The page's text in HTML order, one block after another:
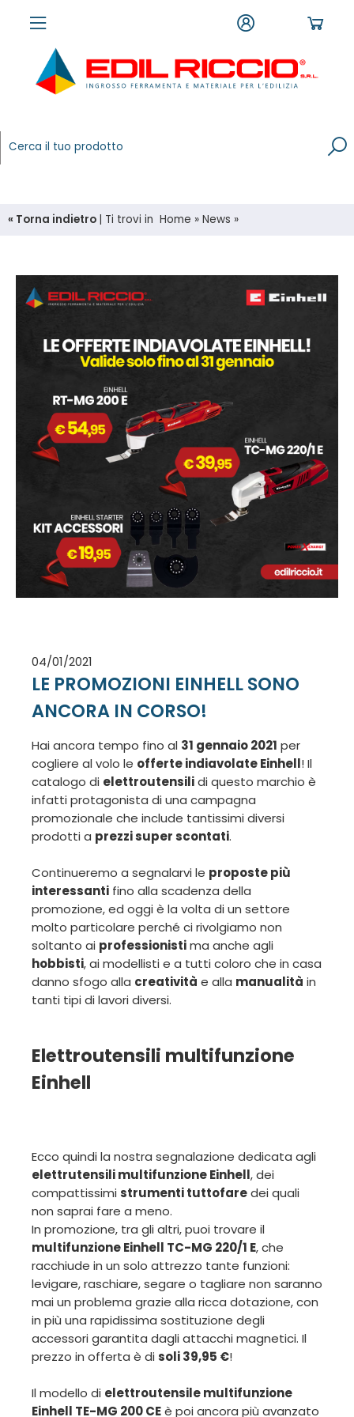
« Torna indietro Ti trovi in Home » News »
04/01/2021
LE PROMOZIONI EINHELL SONO
ANCORA IN CORSO!
Hai ancora tempo fino al 31 gennaio 2021 per
cogliere al volo le offerte indiavolate Einhell! Il
catalogo di elettroutensilidi questo marchio è
infatti protagonista di una campagna
promozionale che include tantissimi diversi
prodotti a prezzi super scontati.
Continueremo a segnalarvi le proposte più
interessanti fino alla scadenza della
promozione, ed oggi è la volta di un settore
molto particolare perché ci rivolgiamo non
soltanto ai professionistima anche agli
hobbisti, ai modellisti e a tutti coloro che in casa
danno sfogo alla creatività e alla manualità in
tanti tipi di lavori diversi.
Elettroutensili multifunzione
Einhell
Ecco quindi la nostra segnalazione dedicata agli
elettrutensili multifunzione Einhell, dei
compattissimi strumenti tuttofaredei quali
non saprai fare a meno.
In promozione, tra gli altri, puoi trovare il
multifunzione Einhell TC-MG 220/1 E, che
racchiude in un solo attrezzo tante funzioni:
levigare, raschiare, segare o tagliare non saranno
mai un problema grazie alla ricca dotazione, con
in più una rapidissima sostituzione degli
accessori garantita dagli attacchi magnetici. Il
prezzo in offerta è di soli 39,95 €!
Il modello di elettroutensile multifunzione
Einhell TE-MG 200 CEè poi ancora più avanzato